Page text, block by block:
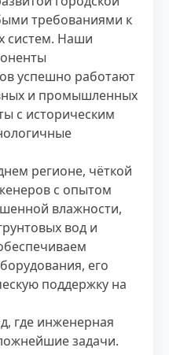
требованиями к
систем. Наши
успешно работают
и промышленных
с историческим
регионе, чёткой
с опытом
влажности,
вод и
его
поддержку на
где инженерная
задачи.